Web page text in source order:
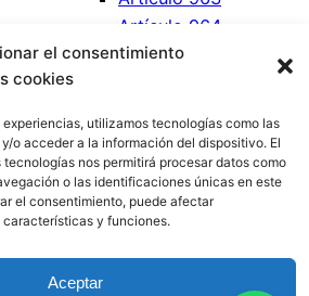
el consentimiento
cookies
utilizamos tecnologías como las
o acceder a la información del dispositivo. El
nos permitirá procesar datos como
o las identificaciones únicas en este
el consentimiento, puede afectar
y funciones.
Aceptar
Artículo 964
Artículo 965